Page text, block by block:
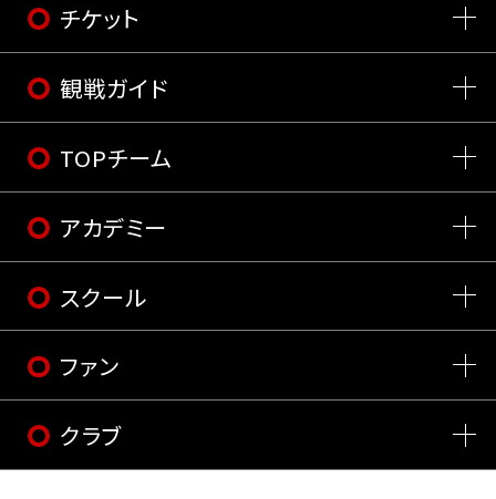
チケット
観戦ガイド
TOPチーム
アカデミー
スクール
ファン
クラブ